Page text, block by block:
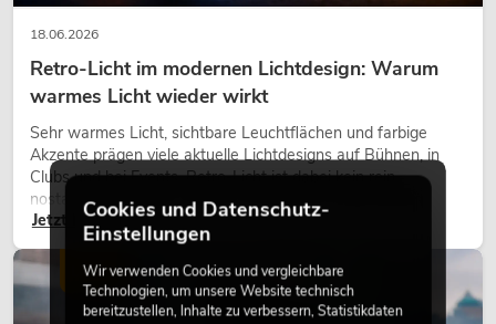
18.06.2026
Retro-Licht im modernen Lichtdesign: Warum
warmes Licht wieder wirkt
Sehr warmes Licht, sichtbare Leuchtflächen und farbige
Akzente prägen viele aktuelle Lichtdesigns auf Bühnen, in
Clubs und bei Events. Retro-Licht ist dabei kein rein
nostalgischer Effekt, sondern ein bewusst eingesetztes
Gestaltungsmittel: Es schafft Atmosphäre, gibt Szenen
Charakter und kann technische LED-Setups emotionaler
wirken lassen.
Jetzt lesen
LICHT
Cookies und Datenschutz-
Einstellungen
Wir verwenden Cookies und vergleichbare
Technologien, um unsere Website technisch
bereitzustellen, Inhalte zu verbessern, Statistikdaten